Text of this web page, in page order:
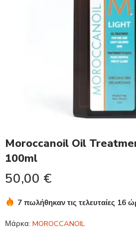
Moroccanoil Oil
100ml
50,00 €
7 πωλήθηκαν τις τελευταίες 16
Μάρκα: MOROCCANOIL